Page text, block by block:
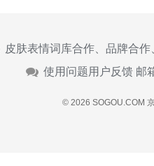
皮肤表情词库合作、品牌合
使用问题用户反馈 邮
© 2026 SOGOU.COM